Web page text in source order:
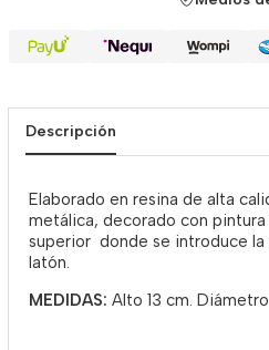
Descripción
Elaborado en resina de alta
metálica, decorado con
superior donde se introduce
latón.
MEDIDAS: Alto 13 cm. Diámetro